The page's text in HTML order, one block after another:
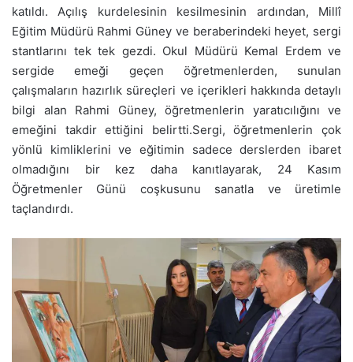
katıldı. Açılış kurdelesinin kesilmesinin ardından, Millî
Eğitim Müdürü Rahmi Güney ve beraberindeki heyet, sergi
stantlarını tek tek gezdi. Okul Müdürü Kemal Erdem ve
sergide emeği geçen öğretmenlerden, sunulan
çalışmaların hazırlık süreçleri ve içerikleri hakkında detaylı
bilgi alan Rahmi Güney, öğretmenlerin yaratıcılığını ve
emeğini takdir ettiğini belirtti.Sergi, öğretmenlerin çok
yönlü kimliklerini ve eğitimin sadece derslerden ibaret
olmadığını bir kez daha kanıtlayarak, 24 Kasım
Öğretmenler Günü coşkusunu sanatla ve üretimle
taçlandırdı.